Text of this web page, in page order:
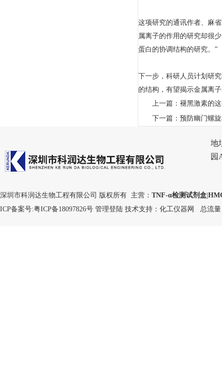
这项研究的通讯作者、麻
属离子的作用的研究却很
蛋白的协调结构的研究。”
下一步，科研人员计划研
的结构，有望揭示金属离
上一篇： 褪黑激素的
下一篇： 预防幽门螺
地
园
深圳市科润达生物工程有限公司 版权所有 主营： TNF-α检测试剂盒
ICP备案号:粤ICP备18097826号 管理登陆 技术支持： 化工仪器网 总流量